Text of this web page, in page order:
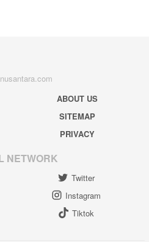
ABOUT US
SITEMAP
PRIVACY
NETWORK
Twitter
Instagram
Tiktok